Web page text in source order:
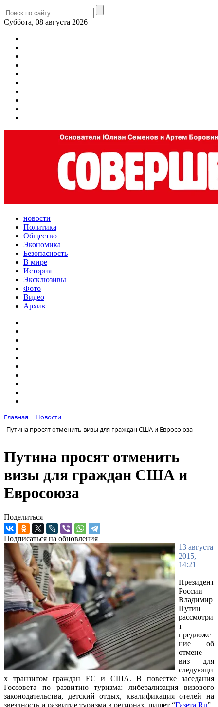
Суббота, 08 августа 2026
новости
Политика
Общество
Экономика
Безопасность
В мире
История
Эксклюзивы
Фото
Видео
Архив
Главная
Новости
Путина просят отменить визы для граждан США и Евросоюза
Путина просят отменить
визы для граждан США и
Евросоюза
Поделиться
Подписаться на обновления
13 августа
2015,
14:21
Президент
России
Владимир
Путин
рассмотри
т
предложе
ние об
отмене
виз для
следующи
х транзитом граждан ЕС и США. В повестке заседания
Госсовета по развитию туризма: либерализация визового
законодательства, детский отдых, квалификация отелей на
звездность и развитие туризма в регионах, пишет “Газета.Ru”.